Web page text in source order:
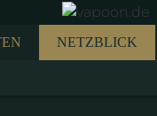
NETZBLICK